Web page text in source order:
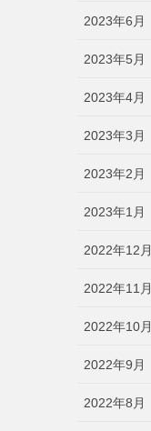
2023年6月
2023年5月
2023年4月
2023年3月
2023年2月
2023年1月
2022年12月
2022年11月
2022年10月
2022年9月
2022年8月